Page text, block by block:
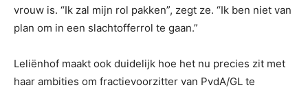
vrouw is. “Ik zal mijn rol pakken”, zegt ze. “Ik ben niet van
plan om in een slachtofferrol te gaan.”
Leliënhof maakt ook duidelijk hoe het nu precies zit met
haar ambities om fractievoorzitter van PvdA/GL te